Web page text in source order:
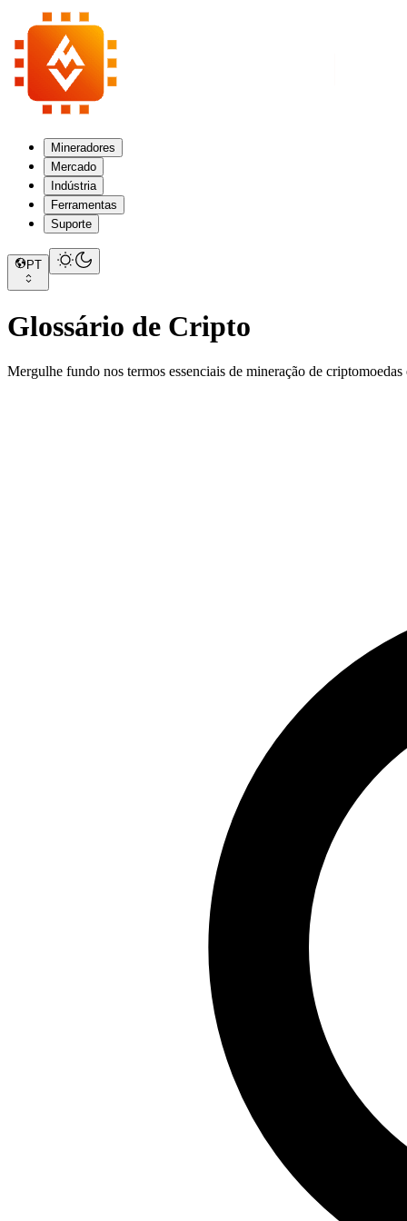
Mineradores
Mercado
Indústria
Ferramentas
Suporte
PT
Glossário de Cripto
Mergulhe fundo nos termos essenciais de mineração de